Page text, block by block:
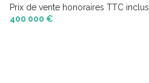
Prix de vente honoraires TTC inclus
400 000 €